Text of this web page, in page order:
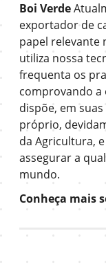
Boi Verde
exportador de
papel relevante
utiliza nossa
frequenta os
comprovando a
dispõe, em
próprio,
da Agricultura,
assegurar a
mundo.
Conheça mais